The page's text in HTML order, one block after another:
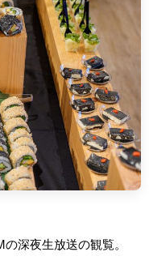
深夜生放送の観覧。